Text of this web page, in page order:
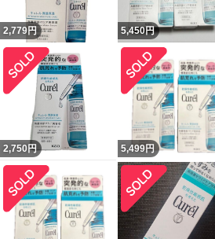
2,779円 5,450円
2,750 円 5,499円